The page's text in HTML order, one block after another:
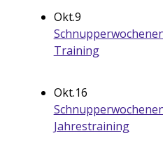
Okt.9
Training
Okt.16
Jahrestraining